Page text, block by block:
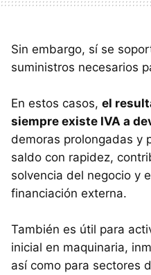
Sin embargo, sí se
suministros necesarios
En estos casos, el
siempre existe IVA a
demoras prolongadas y
saldo con rapidez,
solvencia del negocio y
financiación externa.
También es útil para
inicial en maquinaria,
así como para sectores